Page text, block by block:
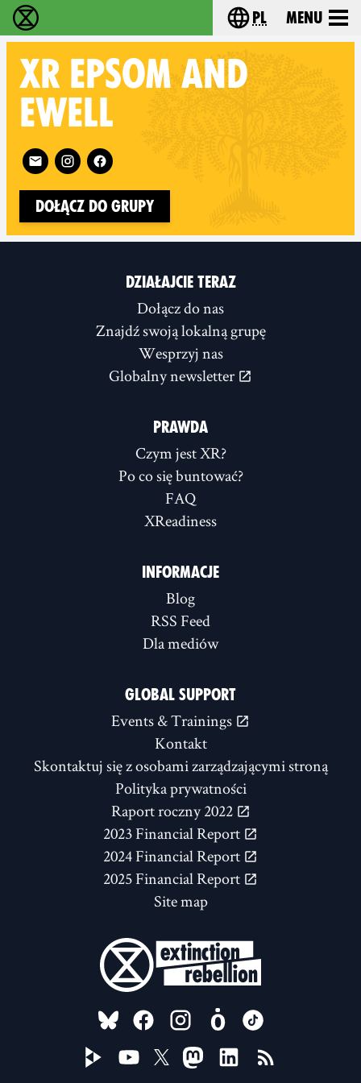
Extinction Rebellion - Home Choose your
pl Menu
XR EPSOM AND
EWELL
Follow XR Epsom and Ewell on
Dołącz do grupy
DZIAŁAJCIE TERAZ
Dołącz do nas
Znajdź swoją lokalną grupę
Wesprzyj nas
Globalny newsletter
PRAWDA
Czym jest XR?
Po co się buntować?
FAQ
XReadiness
INFORMACJE
Blog
RSS Feed
Dla mediów
GLOBAL SUPPORT
Events & Trainings
Kontakt
Skontaktuj się z osobami zarządzającymi stroną
Polityka prywatności
Raport roczny 2022
2023 Financial Report
2024 Financial Report
2025 Financial Report
Site map
FOLLOW US ON